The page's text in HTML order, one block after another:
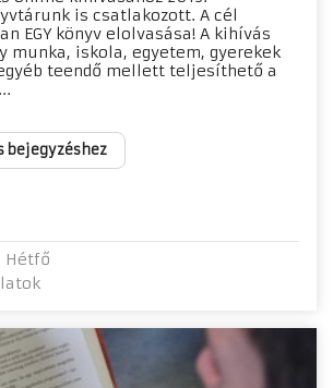
is csatlakozott. A cél
EGY könyv elolvasása! A kihívás
munka, iskola, egyetem, gyerekek
teendő mellett teljesíthető a
bejegyzéshez
Hétfő